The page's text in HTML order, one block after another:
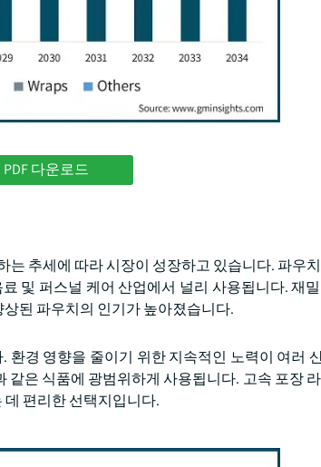
다운로드
추세에 따라 시장이 성장하고 있습니다. 파우
및 퍼스널 케어 산업에서 널리 사용됩니다. 재
된 파우치의 인기가 높아졌습니다.
환경 영향을 줄이기 위한 지속적인 노력이 여러
같은 식품에 광범위하게 사용됩니다. 고속 포장
편리한 선택지입니다.